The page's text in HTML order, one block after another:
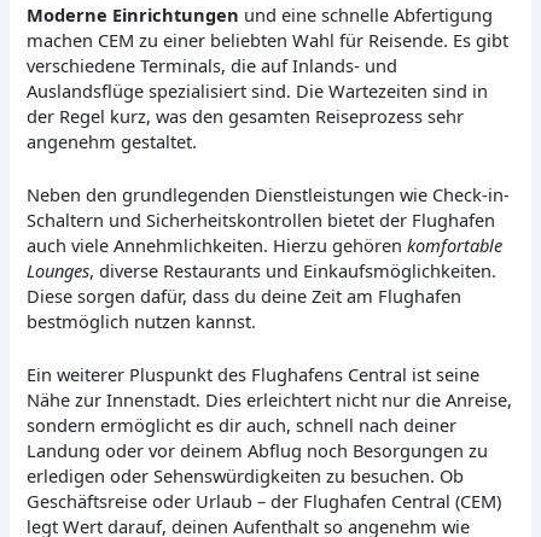
Moderne Einrichtungen und eine schnelle Abfertigung
machen CEM zu einer beliebten Wahl für Reisende. Es gibt
verschiedene Terminals, die auf Inlands- und
Auslandsflüge spezialisiert sind. Die Wartezeiten sind in
der Regel kurz, was den gesamten Reiseprozess sehr
angenehm gestaltet.
Neben den grundlegenden Dienstleistungen wie Check-in-
Schaltern und Sicherheitskontrollen bietet der Flughafen
auch viele Annehmlichkeiten. Hierzu gehörenkomfortable
Lounges, diverse Restaurants und Einkaufsmöglichkeiten.
Diese sorgen dafür, dass du deine Zeit am Flughafen
bestmöglich nutzen kannst.
Ein weiterer Pluspunkt des Flughafens Central ist seine
Nähe zur Innenstadt. Dies erleichtert nicht nur die Anreise,
sondern ermöglicht es dir auch, schnell nach deiner
Landung oder vor deinem Abflug noch Besorgungen zu
erledigen oder Sehenswürdigkeiten zu besuchen. Ob
Geschäftsreise oder Urlaub – der Flughafen Central (CEM)
legt Wert darauf, deinen Aufenthalt so angenehm wie